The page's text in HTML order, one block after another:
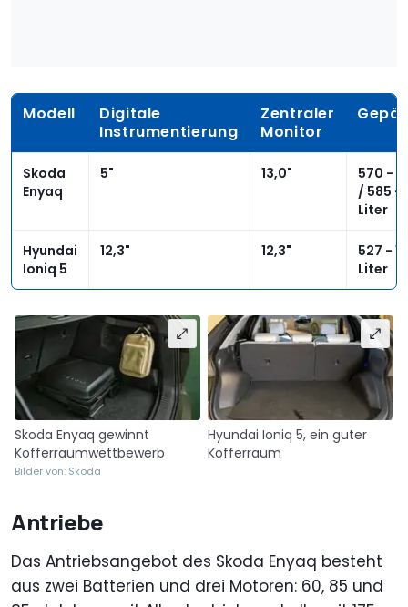
Modell
Digitale
Instrumentierung
Zentraler
Monitor
Skoda
Enyaq
5" 13,0"
570 -
/ 585 -
Liter
Hyundai
Ioniq 5
12,3" 12,3"
527 -
Liter
Skoda Enyaq gewinnt
Kofferraumwettbewerb
Bilder von: Skoda
Hyundai Ioniq 5, ein guter
Kofferraum
Antriebe
Das Antriebsangebot des Skoda Enyaq besteht
aus zwei Batterien und drei Motoren: 60, 85 und